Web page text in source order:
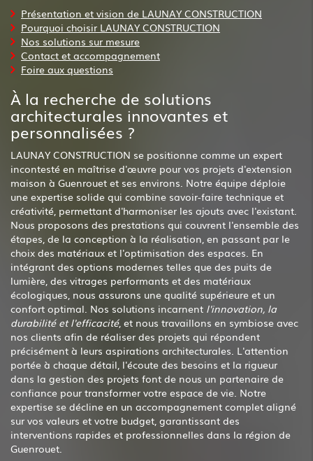
Présentation et vision de LAUNAY CONSTRUCTION
Pourquoi choisir LAUNAY CONSTRUCTION
Nos solutions sur mesure
Contact et accompagnement
Foire aux questions
À la recherche de solutions
architecturales innovantes et
personnalisées ?
LAUNAY CONSTRUCTION se positionne comme un expert
incontesté en maîtrise d'œuvre pour vos projets d'extension
maison à Guenrouet et ses environs. Notre équipe déploie
une expertise solide qui combine savoir-faire technique et
créativité, permettant d'harmoniser les ajouts avec l'existant.
Nous proposons des prestations qui couvrent l'ensemble des
étapes, de la conception à la réalisation, en passant par le
choix des matériaux et l'optimisation des espaces. En
intégrant des options modernes telles que des puits de
lumière, des vitrages performants et des matériaux
écologiques, nous assurons une qualité supérieure et un
confort optimal. Nos solutions incarnent l'innovation, la
durabilité et l'efficacité, et nous travaillons en symbiose avec
nos clients afin de réaliser des projets qui répondent
précisément à leurs aspirations architecturales. L'attention
portée à chaque détail, l'écoute des besoins et la rigueur
dans la gestion des projets font de nous un partenaire de
confiance pour transformer votre espace de vie. Notre
expertise se décline en un accompagnement complet aligné
sur vos valeurs et votre budget, garantissant des
interventions rapides et professionnelles dans la région de
Guenrouet.